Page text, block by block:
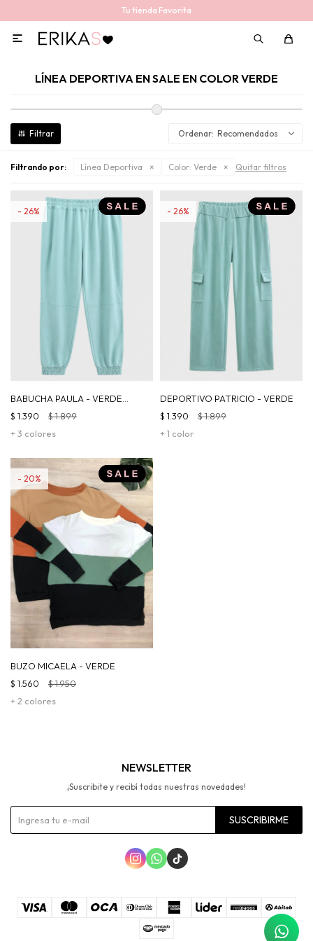
Tu tienda Favorita

LÍNEA DEPORTIVA EN SALE EN COLOR VERDE
Recomendados
Filtrando por: Línea Deportiva Color: Verde Quitar filtros
BABUCHA PAULA - VERDE
CLARO
+ 3 colores
$ 1.390 $1.899
26
DEPORTIVO PATRICIO - VERDE
+ 1 color
$ 1.390 $1.899
26
BUZO MICAELA - VERDE
+ 2 colores
$ 1.560 $1.950
20
NEWSLETTER
¡Suscribite y recibí todas nuestras novedades!
SUSCRIBIRME
  